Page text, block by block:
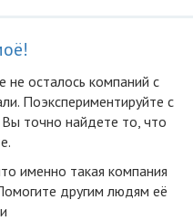
осталоcь компаний с
Поэкспериментируйте с
точно найдете то, что
именно такая компания
другим людям её